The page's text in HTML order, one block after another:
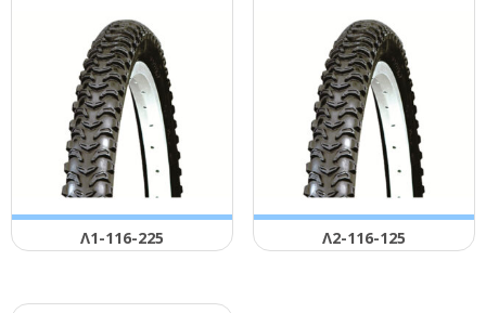
Λ1-116-225 Λ2-116-125